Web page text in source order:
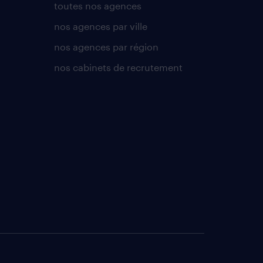
toutes nos agences
nos agences par ville
nos agences par région
nos cabinets de recrutement